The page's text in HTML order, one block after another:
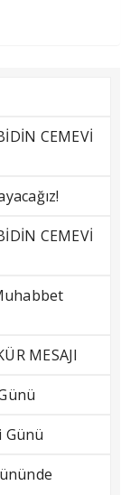
CEMEVİ
CEMEVİ
MESAJI
Günü